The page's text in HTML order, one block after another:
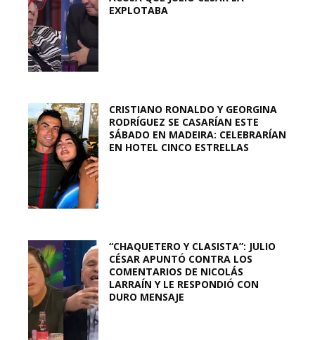
EXPLOTABA
CRISTIANO RONALDO Y GEORGINA
RODRÍGUEZ SE CASARÍAN ESTE
SÁBADO EN MADEIRA: CELEBRARÍAN
EN HOTEL CINCO ESTRELLAS
“CHAQUETERO Y CLASISTA”: JULIO
CÉSAR APUNTÓ CONTRA LOS
COMENTARIOS DE NICOLÁS
LARRAÍN Y LE RESPONDIÓ CON
DURO MENSAJE